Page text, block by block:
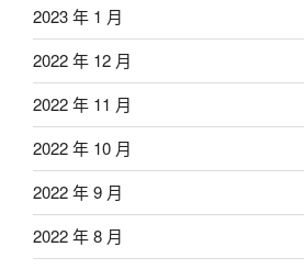
2023 年 1 月
2022 年 12 月
2022 年 11 月
2022 年 10 月
2022 年 9 月
2022 年 8 月